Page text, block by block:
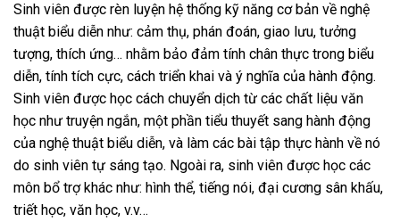
Sinh viên được rèn luyện hệ thống kỹ năng cơ bản về nghệ
thuật biểu diễn như: cảm thụ, phán đoán, giao lưu, tưởng
tượng, thích ứng… nhằm bảo đảm tính chân thực trong biểu
diễn, tính tích cực, cách triển khai và ý nghĩa của hành động.
Sinh viên được học cách chuyển dịch từ các chất liệu văn
học như truyện ngắn, một phần tiểu thuyết sang hành động
của nghệ thuật biểu diễn, và làm các bài tập thực hành về nó
do sinh viên tự sáng tạo. Ngoài ra, sinh viên được học các
môn bổ trợ khác như: hình thể, tiếng nói, đại cương sân khấu,
triết học, văn học, v.v…